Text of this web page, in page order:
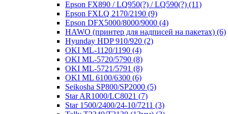
Epson FX890 / LQ950(?) / LQ590(?) (11)
Epson FXLQ 2170/2190 (9)
Epson DFX5000/8000/9000 (4)
HAWO (принтер для надписей на пакетах) (6)
Hyunday HDP 910/920 (2)
OKI ML-1120/1190 (4)
OKI ML-5720/5790 (8)
OKI ML-5721/5791 (8)
OKI ML 6100/6300 (6)
Seikosha SP800/SP2000 (5)
Star AR1000/LC8021 (7)
Star 1500/2400/24-10/7211 (3)